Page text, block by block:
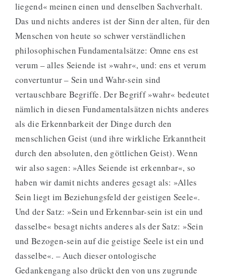
liegend« meinen einen und denselben Sachverhalt.
Das und nichts anderes ist der Sinn der alten, für den
Menschen von heute so schwer verständlichen
philosophischen Fundamentalsätze: Omne ens est
verum – alles Seiende ist »wahr«, und: ens et verum
convertuntur – Sein und Wahr-sein sind
vertauschbare Begriffe. Der Begriff »wahr« bedeutet
nämlich in diesen Fundamentalsätzen nichts anderes
als die Erkennbarkeit der Dinge durch den
menschlichen Geist (und ihre wirkliche Erkanntheit
durch den absoluten, den göttlichen Geist). Wenn
wir also sagen: »Alles Seiende ist erkennbar«, so
haben wir damit nichts anderes gesagt als: »Alles
Sein liegt im Beziehungsfeld der geistigen Seele«.
Und der Satz: »Sein und Erkennbar-sein ist ein und
dasselbe« besagt nichts anderes als der Satz: »Sein
und Bezogen-sein auf die geistige Seele ist ein und
dasselbe«. – Auch dieser ontologische
Gedankengang also drückt den von uns zugrunde